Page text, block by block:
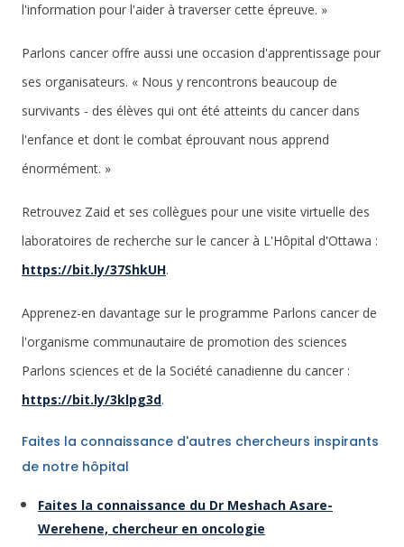
l'information pour l'aider à traverser cette épreuve. »
Parlons cancer offre aussi une occasion d'apprentissage pour
ses organisateurs. « Nous y rencontrons beaucoup de
survivants - des élèves qui ont été atteints du cancer dans
l'enfance et dont le combat éprouvant nous apprend
énormément. »
Retrouvez Zaid et ses collègues pour une visite virtuelle des
laboratoires de recherche sur le cancer à L'Hôpital d'Ottawa :
https://bit.ly/37ShkUH.
Apprenez-en davantage sur le programme Parlons cancer de
l'organisme communautaire de promotion des sciences
Parlons sciences et de la Société canadienne du cancer :
https://bit.ly/3klpg3d.
Faites la connaissance d'autres chercheurs inspirants
de notre hôpital
Faites la connaissance du Dr Meshach Asare-
Werehene, chercheur en oncologie